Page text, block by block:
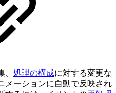
処理の構成に対する変更な
メーションに自動で反映され